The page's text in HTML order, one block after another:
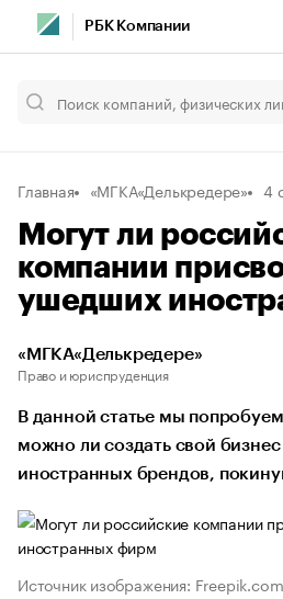
РБК Компании
Главная «МГКА«Делькредере» 4
Могут ли
компании
ушедших
«МГКА«Делькредере»
Право и юриспруденция
В данной статье мы
можно ли создать свой
иностранных брендов,
Источник изображения: Freepik.com